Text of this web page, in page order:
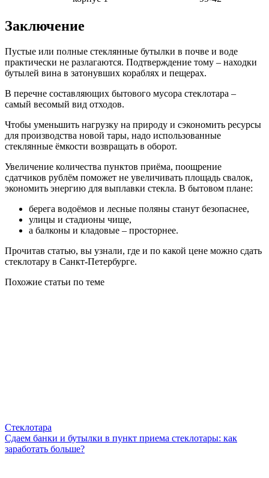
Заключение
Пустые или полные стеклянные бутылки в почве и воде
практически не разлагаются. Подтверждение тому – находки
бутылей вина в затонувших кораблях и пещерах.
В перечне составляющих бытового мусора стеклотара –
самый весомый вид отходов.
Чтобы уменьшить нагрузку на природу и сэкономить ресурсы
для производства новой тары, надо использованные
стеклянные ёмкости возвращать в оборот.
Увеличение количества пунктов приёма, поощрение
сдатчиков рублём поможет не увеличивать площадь свалок,
экономить энергию для выплавки стекла. В бытовом плане:
берега водоёмов и лесные поляны станут безопаснее,
улицы и стадионы чище,
а балконы и кладовые – просторнее.
Прочитав статью, вы узнали, где и по какой цене можно сдать
стеклотару в Санкт-Петербурге.
Похожие статьи по теме
Стеклотара
Сдаем банки и бутылки в пункт приема стеклотары: как
заработать больше?